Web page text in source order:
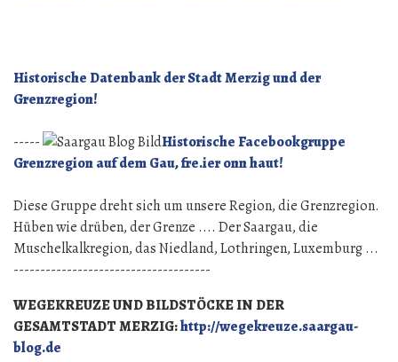
zou
bei
Nöht
Historische Datenbank der Stadt Merzig und der
Grenzregion!
-----
Historische Facebookgruppe
Grenzregion auf dem Gau, fre.ier onn haut!
Diese Gruppe dreht sich um unsere Region, die Grenzregion.
Hüben wie drüben, der Grenze .... Der Saargau, die
Muschelkalkregion, das Niedland, Lothringen, Luxemburg ...
-------------------------------------
WEGEKREUZE UND BILDSTÖCKE IN DER
GESAMTSTADT MERZIG:http://wegekreuze.saargau-
blog.de